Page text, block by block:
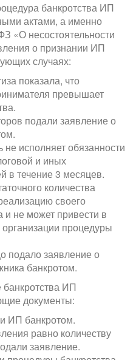
банкротства ИП
актами, а именно
«О несостоятельности
о признании ИП
случаях:
показала, что
превышает
подали заявление о
исполняет обязанности
и иных
в течение 3 месяцев.
количества
своего
и не может привести в
процедуры
подало заявление о
банкротом.
банкротства ИП
документы:
ИП банкротом.
равно количеству
заявление.